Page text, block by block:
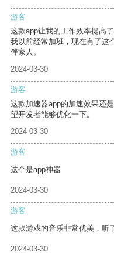
游客
这款app让我的工作效率提高
我以前经常加班，现在有了这
伴家人。
2024-03-30
游客
这款加速器app的加速效果还
望开发者能够优化一下。
2024-03-30
游客
这个是app神器
2024-03-30
游客
这款游戏的音乐非常优美，听
2024-03-30